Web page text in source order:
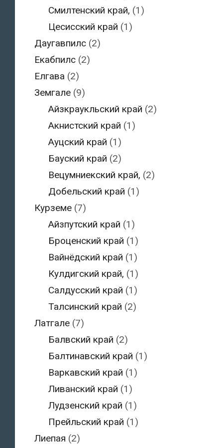
Смилтенский край, (1)
Цесисский край (1)
Даугавпилс(2)
Екабпилс(2)
Елгава (2)
Земгале(9)
Айзкраукльский край (2)
Акнистский край (1)
Ауцский край (1)
Бауский край (2)
Вецумниекский край, (2)
Добельский край (1)
Курземе(7)
Айзпутский край (1)
Броценский край (1)
Вайнёдский край (1)
Кулдигский край, (1)
Салдусский край (1)
Талсинский край (2)
Латгале(7)
Балвский край (2)
Балтинавский край (1)
Варкавский край (1)
Ливанский край (1)
Лудзенский край (1)
Прейльский край (1)
Лиепая (2)